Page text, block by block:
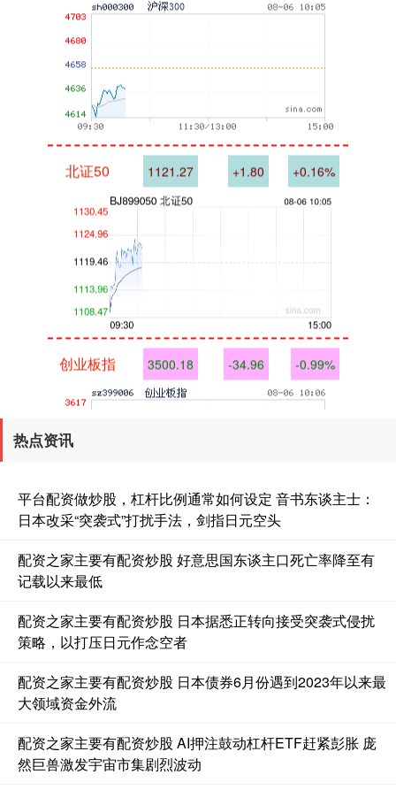
北证50 1121.27 +1.80 +0.16%
创业板指 3500.18 -34.96 -0.99%
热点资讯
平台配资做炒股，杠杆比例通常如何设定 音书东谈主士：
日本改采“突袭式”打扰手法，剑指日元空头
配资之家主要有配资炒股 好意思国东谈主口死亡率降至有
记载以来最低
配资之家主要有配资炒股 日本据悉正转向接受突袭式侵扰
策略，以打压日元作念空者
配资之家主要有配资炒股 日本债券6月份遇到2023年以来最
大领域资金外流
配资之家主要有配资炒股 AI押注鼓动杠杆ETF赶紧彭胀 庞
然巨兽激发宇宙市集剧烈波动